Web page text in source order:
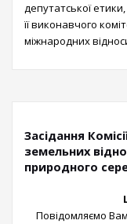
депутатської
її виконавчого
міжнародних
Засідання
земельних
природного
Повідомляємо Вам